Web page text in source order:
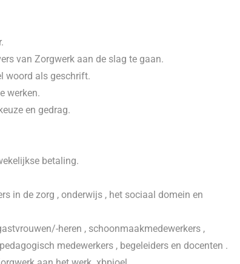
van Zorgwerk aan de slag te gaan.
woord als geschrift.
werken.
en gedrag.
betaling.
in de zorg , onderwijs , het sociaal domein en
heren , schoonmaakmedewerkers ,
medewerkers , begeleiders en docenten .